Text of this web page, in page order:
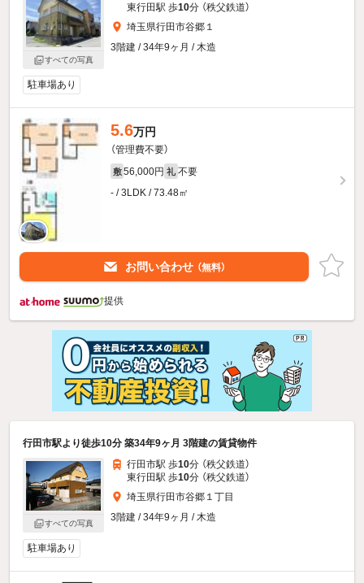
すべての写真
東行田駅 歩10分 （秩父鉄道）
埼玉県行田市谷郷１
3階建 / 34年9ヶ月 / 木造
駐車場あり
5.6万円
（管理費不要）
敷 56,000円 礼 不要
- / 3LDK / 73.48㎡
お問い合わせ （無料）
提供
行田市駅より徒歩10分 築34年9ヶ月 3階建の賃貸物件
すべての写真
行田市駅 歩10分 （秩父鉄道）
東行田駅 歩10分 （秩父鉄道）
埼玉県行田市谷郷１丁目
3階建 / 34年9ヶ月 / 木造
駐車場あり